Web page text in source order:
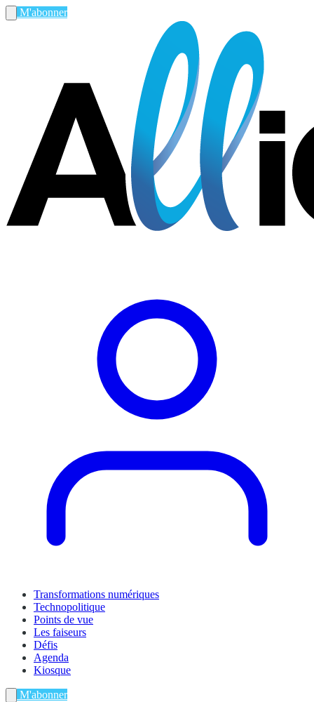
M'abonner
Transformations numériques
Technopolitique
Points de vue
Les faiseurs
Défis
Agenda
Kiosque
M'abonner